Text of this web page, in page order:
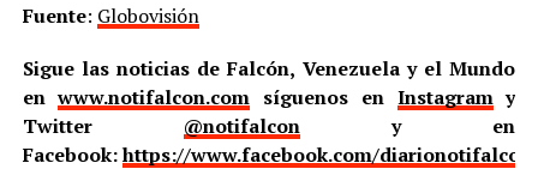
Fuente: Globovisión
Sigue las noticias de Falcón, Venezuela y el Mundo
enwww.notifalcon.com síguenos en Instagramy
Twitter @notifalcony en
Facebook:https://www.facebook.com/